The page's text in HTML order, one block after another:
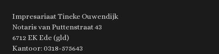
Impresariaat Tineke Ouwendijk
Notaris van Puttenstraat 43
6712 EK Ede (gld)
Kantoor: 0318-575643